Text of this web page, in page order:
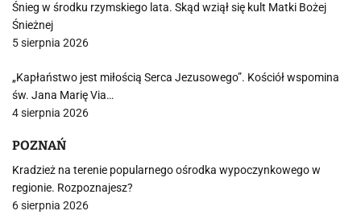
Śnieg w środku rzymskiego lata. Skąd wziął się kult Matki Bożej
Śnieżnej
5 sierpnia 2026
„Kapłaństwo jest miłością Serca Jezusowego”. Kościół wspomina
św. Jana Marię Via…
4 sierpnia 2026
POZNAŃ
Kradzież na terenie popularnego ośrodka wypoczynkowego w
regionie. Rozpoznajesz?
6 sierpnia 2026